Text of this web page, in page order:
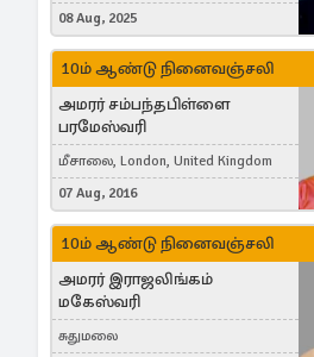
London, United Kingdom
08 Aug, 2025
10ம் ஆண்டு நினைவஞ்சலி
அமரர் சம்பந்தபிள்ளை
பரமேஸ்வரி
மீசாலை, London, United Kingdom
07 Aug, 2016
10ம் ஆண்டு நினைவஞ்சலி
அமரர் இராஜலிங்கம்
மகேஸ்வரி
சுதுமலை